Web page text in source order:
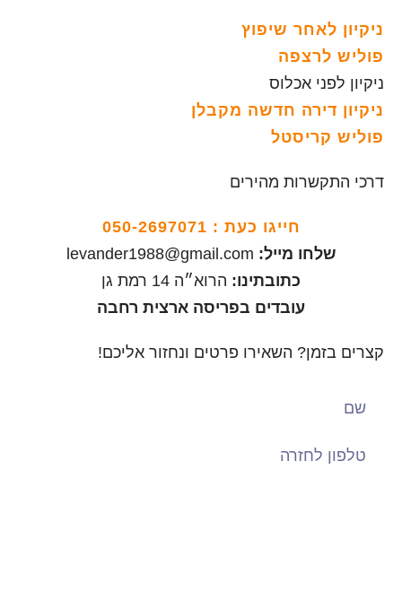
ניקיון לאחר שיפוץ
פוליש לרצפה
ניקיון לפני אכלוס
ניקיון דירה חדשה מקבלן
פוליש קריסטל
דרכי התקשרות מהירים
חייגו כעת : 050-2697071
שלחו מייל: levander1988@gmail.com
כתובתינו: הרוא״ה 14 רמת גן
עובדים בפריסה ארצית רחבה
קצרים בזמן? השאירו פרטים ונחזור אליכם!